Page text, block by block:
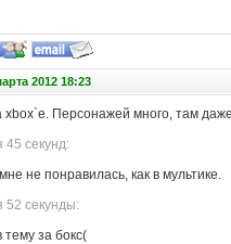
2012 18:23
xbox`е. Персонажей много, там
45 секунд:
не понравилась, как в мультике.
52 секунды:
тему за бокс(